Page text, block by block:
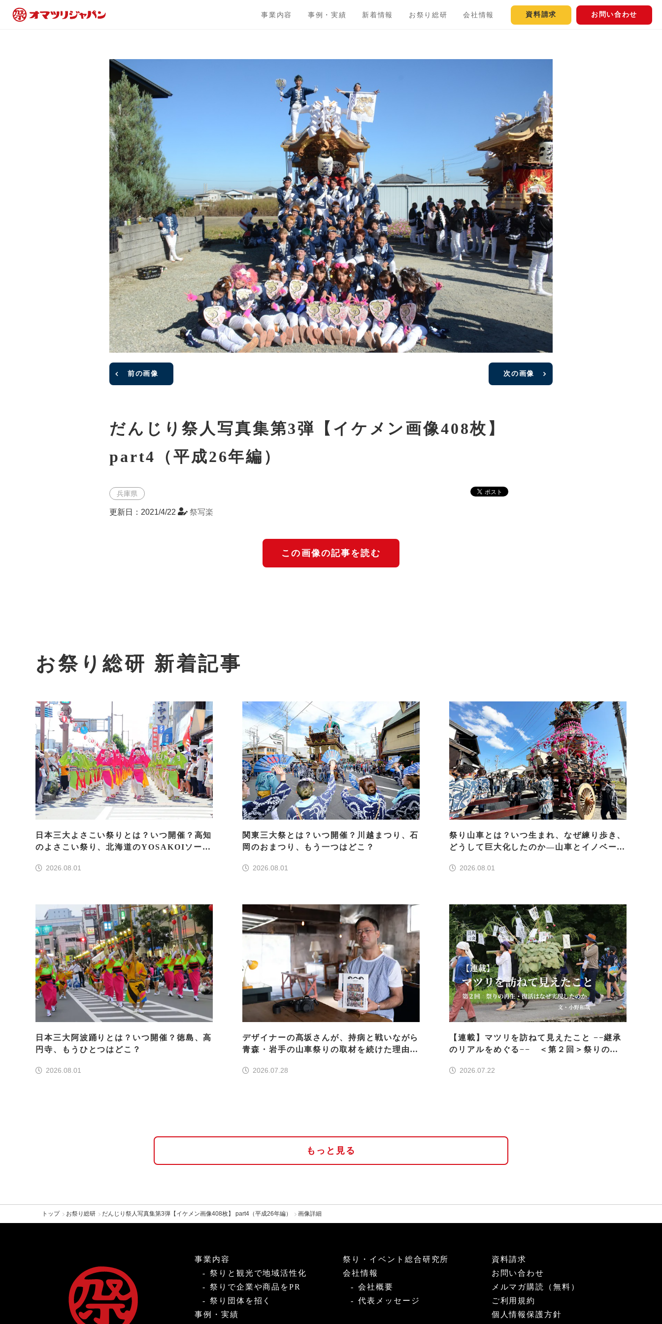
事業内容 事例・実績 新着情報 お祭り総研 会社情報 資料請求 お問い合わせ
前の画像 次の画像
だんじり祭人写真集第3弾【イケメン画像408枚】
part4（平成26年編）
兵庫県
更新日：2021/4/22 祭写楽
この画像の記事を読む
お祭り総研 新着記事
日本三大よさこい祭りとは？いつ開催？高知
のよさこい祭り、北海道のYOSAKOIソーラ
2026.08.01
関東三大祭とは？いつ開催？川越まつり、石
岡のおまつり、もう一つはどこ？
2026.08.01
祭り山車とは？いつ生まれ、なぜ練り歩き、
どうして巨大化したのか―山車とイノベーシ
2026.08.01
日本三大阿波踊りとは？いつ開催？徳島、高
円寺、もうひとつはどこ？
2026.08.01
デザイナーの髙坂さんが、持病と戦いながら
青森・岩手の山車祭りの取材を続けた理由
2026.07.28
【連載】マツリを訪ねて見えたこと −−継承
のリアルをめぐる−− ＜第２回＞祭りの再
2026.07.22
もっと見る
トップ お祭り総研 だんじり祭人写真集第3弾【イケメン画像408枚】 part4（平成26年編） 画像詳細
事業内容
祭りと観光で地域活性化
祭りで企業や商品をPR
祭り団体を招く
事例・実績
祭り・イベント総合研究所
会社情報
会社概要
代表メッセージ
資料請求
お問い合わせ
メルマガ購読（無料）
ご利用規約
個人情報保護方針